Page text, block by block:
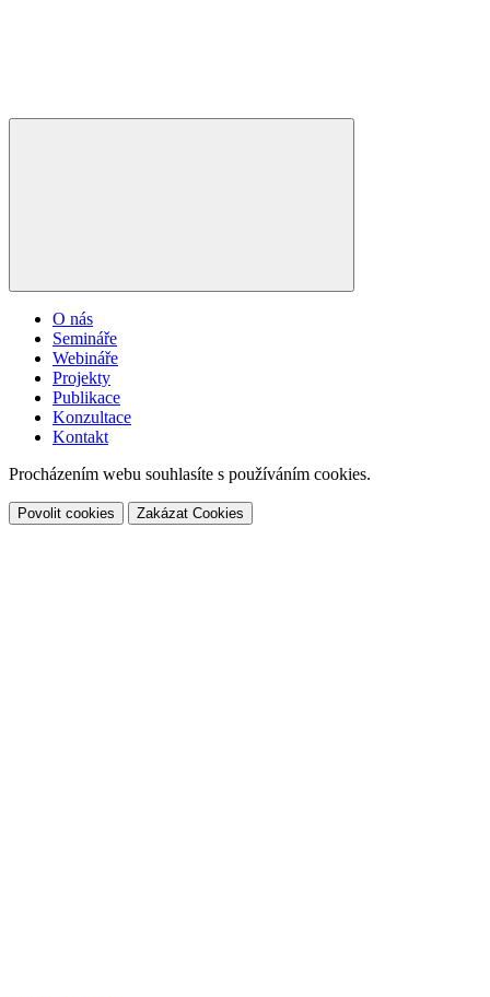
O nás
Semináře
Webináře
Projekty
Publikace
Konzultace
Kontakt
Procházením webu souhlasíte s používáním cookies.
Povolit cookies Zakázat Cookies